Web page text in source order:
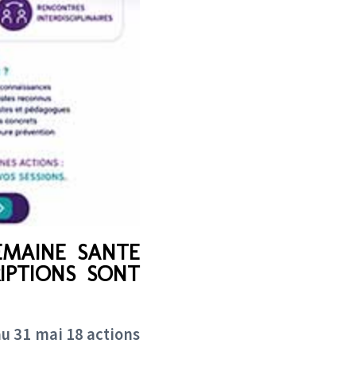
SANTE
SONT
31 mai 18 actions